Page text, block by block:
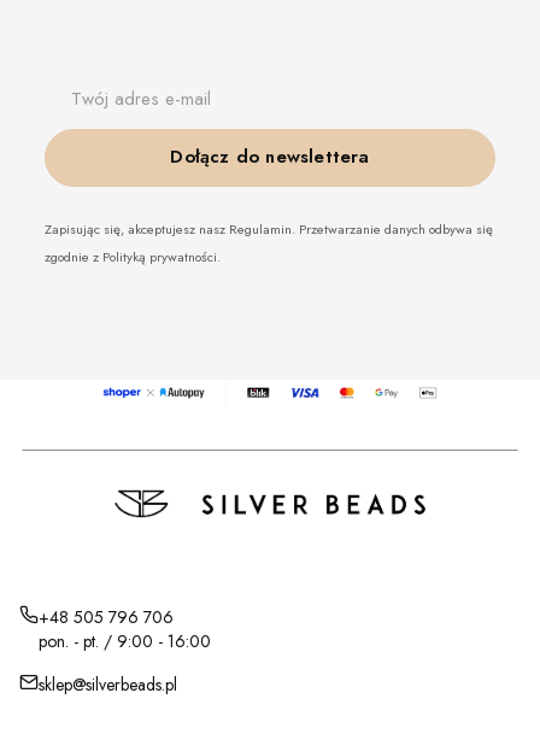
Twój adres e-mail
Dołącz do newslettera
Zapisując się, akceptujesz nasz Regulamin. Przetwarzanie danych odbywa się
zgodnie z Polityką prywatności.
+48 505 796 706
pon. - pt. / 9:00 - 16:00
sklep@silverbeads.pl